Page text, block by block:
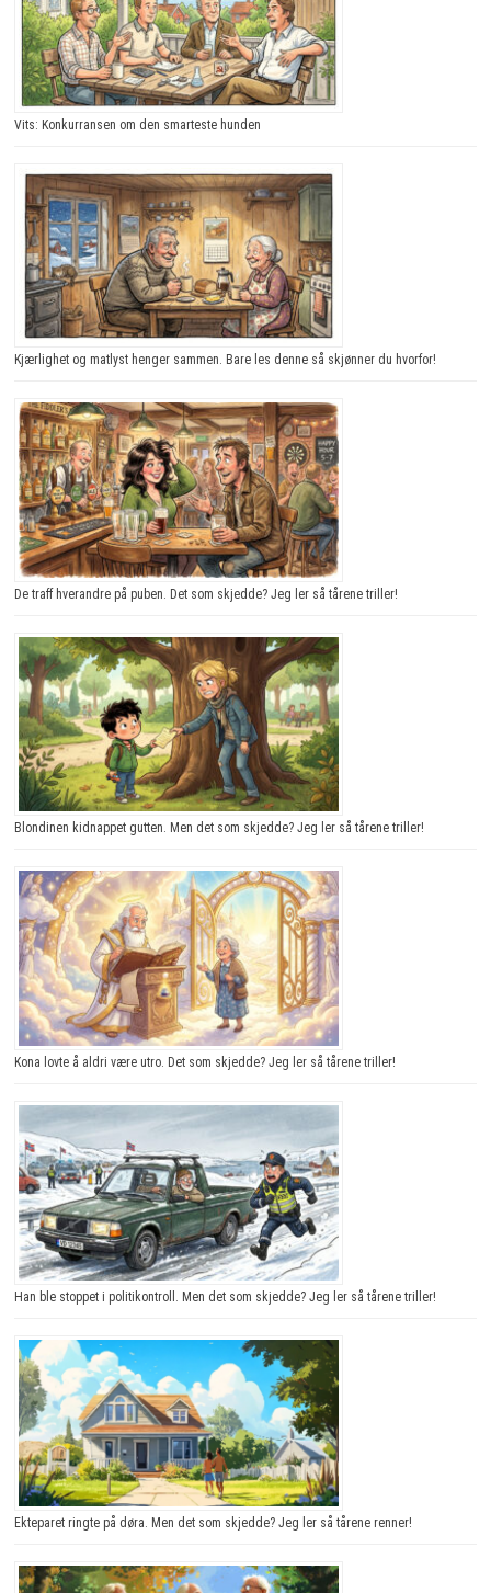
Vits: Konkurransen om den smarteste hunden
Kjærlighet og matlyst henger sammen. Bare les denne så skjønner du hvorfor!
De traff hverandre på puben. Det som skjedde? Jeg ler så tårene triller!
Blondinen kidnappet gutten. Men det som skjedde? Jeg ler så tårene triller!
Kona lovte å aldri være utro. Det som skjedde? Jeg ler så tårene triller!
Han ble stoppet i politikontroll. Men det som skjedde? Jeg ler så tårene triller!
Ekteparet ringte på døra. Men det som skjedde? Jeg ler så tårene renner!